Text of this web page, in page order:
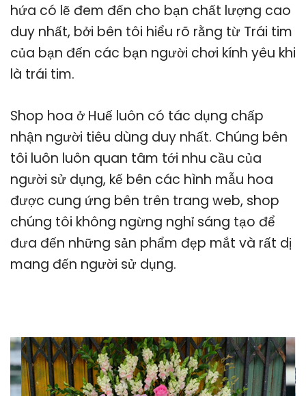
hứa có lẽ đem đến cho bạn chất lượng cao
duy nhất, bởi bên tôi hiểu rõ rằng từ Trái tim
của bạn đến các bạn người chơi kính yêu khi
là trái tim.
Shop hoa ở Huế luôn có tác dụng chấp
nhận người tiêu dùng duy nhất. Chúng bên
tôi luôn luôn quan tâm tới nhu cầu của
người sử dụng, kế bên các hình mẫu hoa
được cung ứng bên trên trang web, shop
chúng tôi không ngừng nghỉ sáng tạo để
đưa đến những sản phẩm đẹp mắt và rất dị
mang đến người sử dụng.